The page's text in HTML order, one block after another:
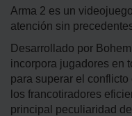
Arma 2 es un
atención sin
Desarrollado por
incorpora jugadores en
para superar el
los francotiradores
principal peculiaridad